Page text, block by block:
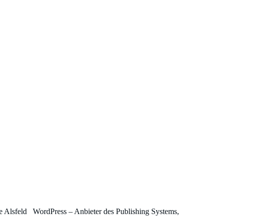
WordPress – Anbieter des Publishing Systems,